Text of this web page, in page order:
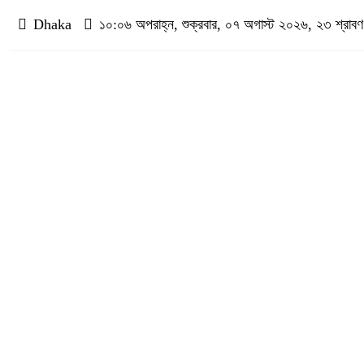
Dhaka ১০:০৬ অপরাহ্ন, শুক্রবার, ০৭ অগাস্ট ২০২৬, ২৩ শ্রাবণ